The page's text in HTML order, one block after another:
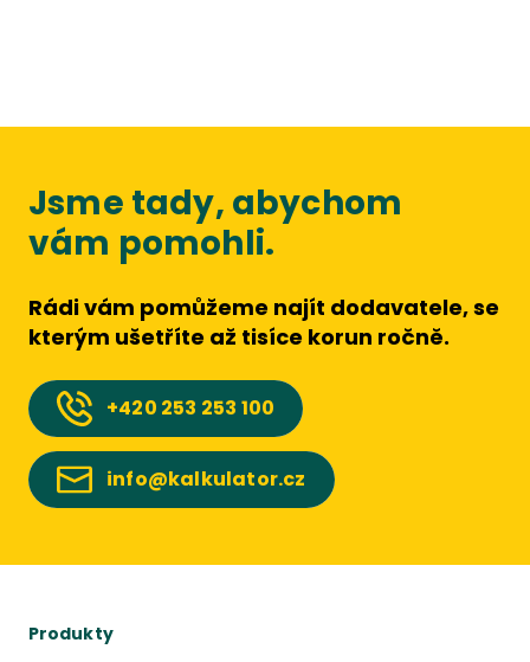
Jsme tady, abychom
vám pomohli.
Rádi vám pomůžeme najít dodavatele, se
kterým ušetříte až tisíce korun ročně.
+420 253 253 100
info@kalkulator.cz
Produkty